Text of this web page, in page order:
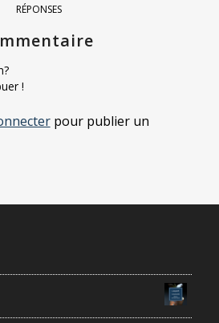
RÉPONSES
!
pour publier un